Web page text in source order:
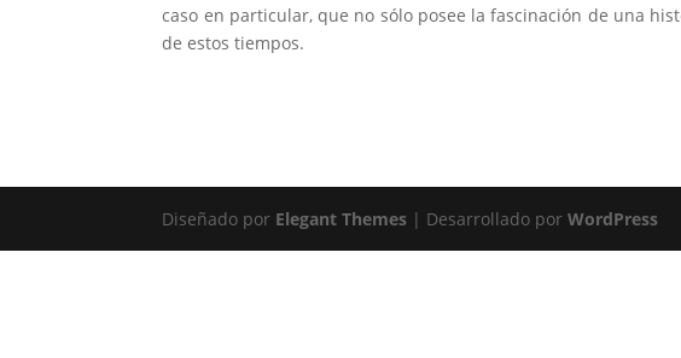
caso en particular, que no sólo posee la fascinación de una
de estos tiempos.
Diseñado por Elegant Themes | Desarrollado porWordPress